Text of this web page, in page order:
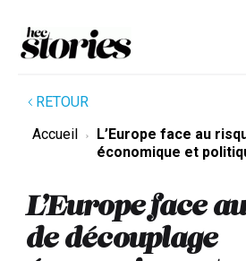
RETOUR
Accueil
L’Europe face au
économique et
L’Europe face
de découplage